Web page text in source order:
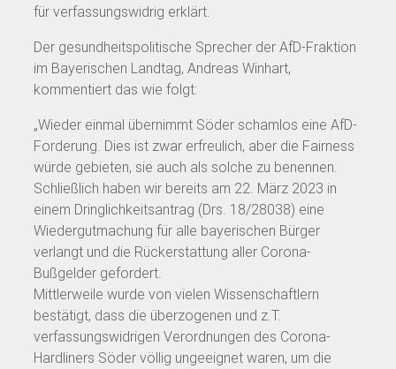
für verfassungswidrig erklärt.
Der gesundheitspolitische Sprecher der AfD-Fraktion
im Bayerischen Landtag, Andreas Winhart,
kommentiert das wie folgt:
„Wieder einmal übernimmt Söder schamlos eine AfD-
Forderung. Dies ist zwar erfreulich, aber die Fairness
würde gebieten, sie auch als solche zu benennen.
Schließlich haben wir bereits am 22. März 2023 in
einem Dringlichkeitsantrag (Drs. 18/28038) eine
Wiedergutmachung für alle bayerischen Bürger
verlangt und die Rückerstattung aller Corona-
Bußgelder gefordert.
Mittlerweile wurde von vielen Wissenschaftlern
bestätigt, dass die überzogenen und z.T.
verfassungswidrigen Verordnungen des Corona-
Hardliners Söder völlig ungeeignet waren, um die